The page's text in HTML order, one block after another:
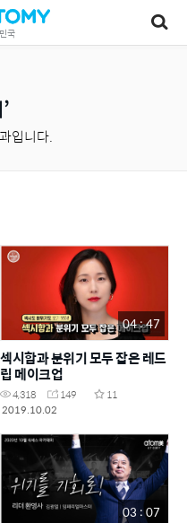
국
입니다.
04 : 47
섹시함과 분위기 모두 잡은 레드
립 메이크업
4,318 149
11
2019.10.02
03 : 07